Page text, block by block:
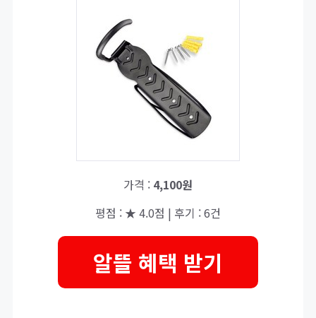
가격 : 4,100원
평점 : ★ 4.0점 | 후기 : 6건
알뜰 혜택 받기